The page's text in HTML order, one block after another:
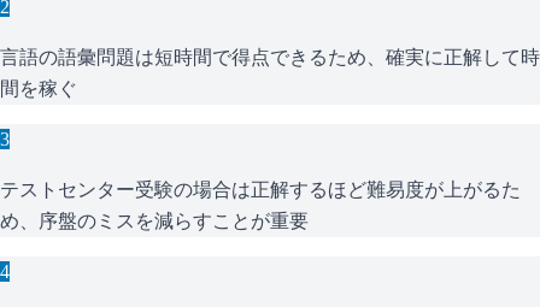
2
言語の語彙問題は短時間で得点できるため、確実に正解して時
間を稼ぐ
3
テストセンター受験の場合は正解するほど難易度が上がるた
め、序盤のミスを減らすことが重要
4